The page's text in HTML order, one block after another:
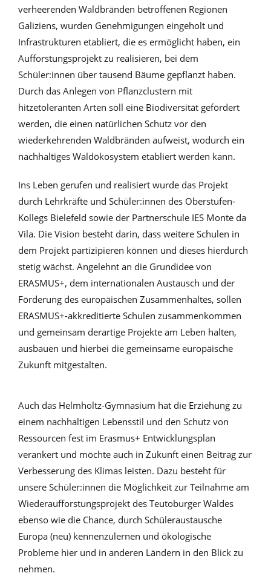
verheerenden Waldbränden betroffenen Regionen
Galiziens, wurden Genehmigungen eingeholt und
Infrastrukturen etabliert, die es ermöglicht haben, ein
Aufforstungsprojekt zu realisieren, bei dem
Schüler:innen über tausend Bäume gepflanzt haben.
Durch das Anlegen von Pflanzclustern mit
hitzetoleranten Arten soll eine Biodiversität gefördert
werden, die einen natürlichen Schutz vor den
wiederkehrenden Waldbränden aufweist, wodurch ein
nachhaltiges Waldökosystem etabliert werden kann.
Ins Leben gerufen und realisiert wurde das Projekt
durch Lehrkräfte und Schüler:innen des Oberstufen-
Kollegs Bielefeld sowie der Partnerschule IES Monte da
Vila. Die Vision besteht darin, dass weitere Schulen in
dem Projekt partizipieren können und dieses hierdurch
stetig wächst. Angelehnt an die Grundidee von
ERASMUS+, dem internationalen Austausch und der
Förderung des europäischen Zusammenhaltes, sollen
ERASMUS+-akkreditierte Schulen zusammenkommen
und gemeinsam derartige Projekte am Leben halten,
ausbauen und hierbei die gemeinsame europäische
Zukunft mitgestalten.
Auch das Helmholtz-Gymnasium hat die Erziehung zu
einem nachhaltigen Lebensstil und den Schutz von
Ressourcen fest im Erasmus+ Entwicklungsplan
verankert und möchte auch in Zukunft einen Beitrag zur
Verbesserung des Klimas leisten. Dazu besteht für
unsere Schüler:innen die Möglichkeit zur Teilnahme am
Wiederaufforstungsprojekt des Teutoburger Waldes
ebenso wie die Chance, durch Schüleraustausche
Europa (neu) kennenzulernen und ökologische
Probleme hier und in anderen Ländern in den Blick zu
nehmen.